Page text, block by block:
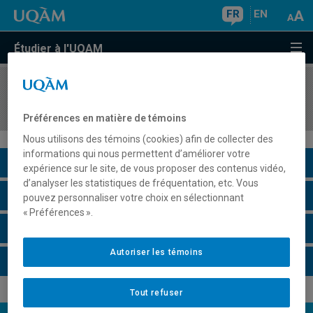
FR EN
Étudier à l'UQAM
COURS//
Description du cours
Horaire - Été 2026
Préférences en matière de témoins
Nous utilisons des témoins (cookies) afin de collecter des
informations qui nous permettent d’améliorer votre
expérience sur le site, de vous proposer des contenus vidéo,
d’analyser les statistiques de fréquentation, etc. Vous
pouvez personnaliser votre choix en sélectionnant
« Préférences ».
Tout refuser
Autoriser les témoins